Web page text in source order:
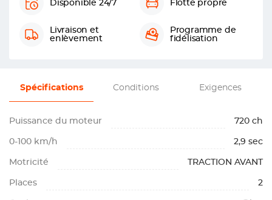
Disponible 24/7 Flotte propre
Livraison et
enlèvement
Programme de
fidélisation
Spécifications Conditions Exigences
Puissance du moteur 720 ch
0-100 km/h 2,9 sec
Motricité TRACTION AVANT
Places 2